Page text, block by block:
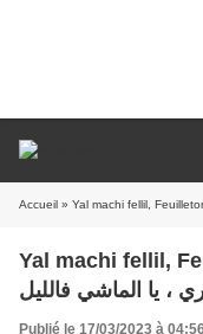
Accueil
Yal machi fellil,
، يا الماشي فالليل
Publié le 17/03/2023 à